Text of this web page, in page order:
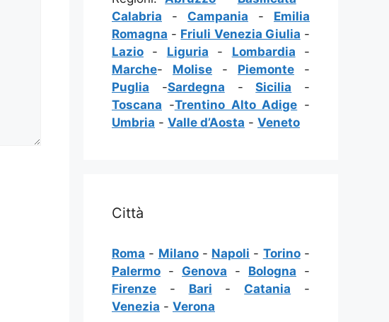
Calabria - Campania - Emilia
Romagna - Friuli Venezia Giulia -
Lazio - Liguria - Lombardia -
Marche- Molise - Piemonte -
Puglia -Sardegna -Sicilia -
Toscana -Trentino Alto Adige -
Umbria - Valle d’Aosta - Veneto
Città
Roma - Milano- Napoli - Torino-
Palermo - Genova - Bologna -
Firenze - Bari - Catania -
Venezia - Verona